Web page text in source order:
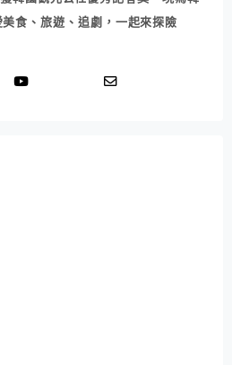
食、旅遊、追劇，一起來探險